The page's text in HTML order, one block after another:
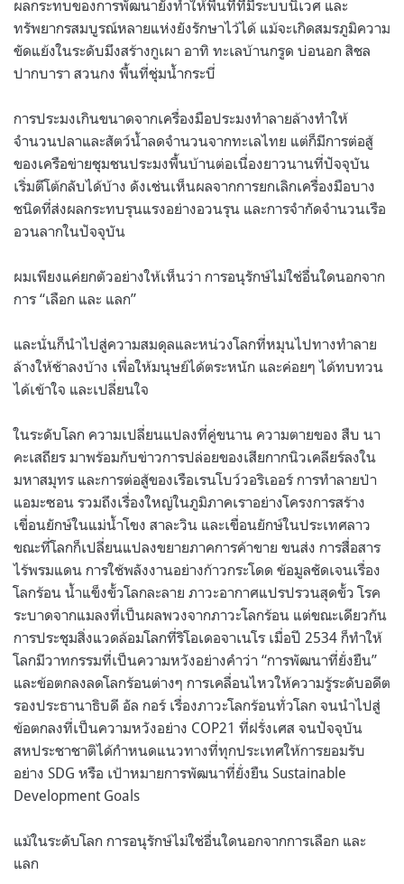
ผลกระทบของการพัฒนายังทำให้พื้นที่ที่มีระบบนิเวศ และ
ทรัพยากรสมบูรณ์หลายแห่งยังรักษาไว้ได้ แม้จะเกิดสมรภูมิความ
ขัดแย้งในระดับมึงสร้างกูเผา อาทิ ทะเลบ้านกรูด บ่อนอก สิชล
ปากบารา สวนกง พื้นที่ชุ่มน้ำกระบี่
การประมงเกินขนาดจากเครื่องมือประมงทำลายล้างทำให้
จำนวนปลาและสัตว์น้ำลดจำนวนจากทะเลไทย แต่ก็มีการต่อสู้
ของเครือข่ายชุมชนประมงพื้นบ้านต่อเนื่องยาวนานที่ปัจจุบัน
เริ่มตีโต้กลับได้บ้าง ดังเช่นเห็นผลจากการยกเลิกเครื่องมือบาง
ชนิดที่ส่งผลกระทบรุนแรงอย่างอวนรุน และการจำกัดจำนวนเรือ
อวนลากในปัจจุบัน
ผมเพียงแค่ยกตัวอย่างให้เห็นว่า การอนุรักษ์ไม่ใช่อื่นใดนอกจาก
การ “เลือก และ แลก”
และนั่นก็นำไปสู่ความสมดุลและหน่วงโลกที่หมุนไปทางทำลาย
ล้างให้ช้าลงบ้าง เพื่อให้มนุษย์ได้ตระหนัก และค่อยๆ ได้ทบทวน
ได้เข้าใจ และเปลี่ยนใจ
ในระดับโลก ความเปลี่ยนแปลงที่คู่ขนาน ความตายของ สืบ นา
คะเสถียร มาพร้อมกับข่าวการปล่อยของเสียกากนิวเคลียร์ลงใน
มหาสมุทร และการต่อสู้ของเรือเรนโบว์วอริเออร์ การทำลายป่า
แอมะซอน รวมถึงเรื่องใหญ่ในภูมิภาคเราอย่างโครงการสร้าง
เขื่อนยักษ์ในแม่น้ำโขง สาละวิน และเขื่อนยักษ์ในประเทศลาว
ขณะที่โลกก็เปลี่ยนแปลงขยายภาคการค้าขาย ขนส่ง การสื่อสาร
ไร้พรมแดน การใช้พลังงานอย่างก้าวกระโดด ข้อมูลชัดเจนเรื่อง
โลกร้อน น้ำแข็งขั้วโลกละลาย ภาวะอากาศแปรปรวนสุดขั้ว โรค
ระบาดจากแมลงที่เป็นผลพวงจากภาวะโลกร้อน แต่ขณะเดียวกัน
การประชุมสิ่งแวดล้อมโลกที่ริโอเดอจาเนโร เมื่อปี 2534 ก็ทำให้
โลกมีวาทกรรมที่เป็นความหวังอย่างคำว่า “การพัฒนาที่ยั่งยืน”
และข้อตกลงลดโลกร้อนต่างๆ การเคลื่อนไหวให้ความรู้ระดับอดีต
รองประธานาธิบดี อัล กอร์ เรื่องภาวะโลกร้อนทั่วโลก จนนำไปสู่
ข้อตกลงที่เป็นความหวังอย่าง COP21 ที่ฝรั่งเศส จนปัจจุบัน
สหประชาชาติได้กำหนดแนวทางที่ทุกประเทศให้การยอมรับ
อย่าง SDG หรือ เป้าหมายการพัฒนาที่ยั่งยืน Sustainable
Development Goals
แม้ในระดับโลก การอนุรักษ์ไม่ใช่อื่นใดนอกจากการเลือก และ
แลก